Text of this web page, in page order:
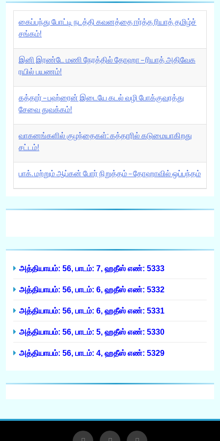
கைப்பந்து போட்டி நடத்தி கவனத்தை ஈர்த்த ரியாத் தமிழ்ச்
சங்கம்!
இனி இரண்டே மணி நேரத்தில் தோஹா – ரியாத் அதிவேக
ரயில் பயணம்!
கத்தார் – பஹ்ரைன் இடையே கடல் வழி போக்குவரத்து
சேவை துவக்கம்!
வாகனங்களில் குழந்தைகள்: கத்தாரில் கடுமையாகிறது
சட்டம்!
பாக். மற்றும் ஆப்கன் போர் நிறுத்தம் – தோஹாவில் ஒப்பந்தம்
அத்தியாயம்: 56, பாடம்: 7, ஹதீஸ் எண்: 5333
அத்தியாயம்: 56, பாடம்: 6, ஹதீஸ் எண்: 5332
அத்தியாயம்: 56, பாடம்: 6, ஹதீஸ் எண்: 5331
அத்தியாயம்: 56, பாடம்: 5, ஹதீஸ் எண்: 5330
அத்தியாயம்: 56, பாடம்: 4, ஹதீஸ் எண்: 5329